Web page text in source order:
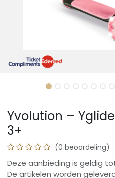
Yvolution –
3+
(0 beoordeling)
Deze aanbieding is geldig
De artikelen worden